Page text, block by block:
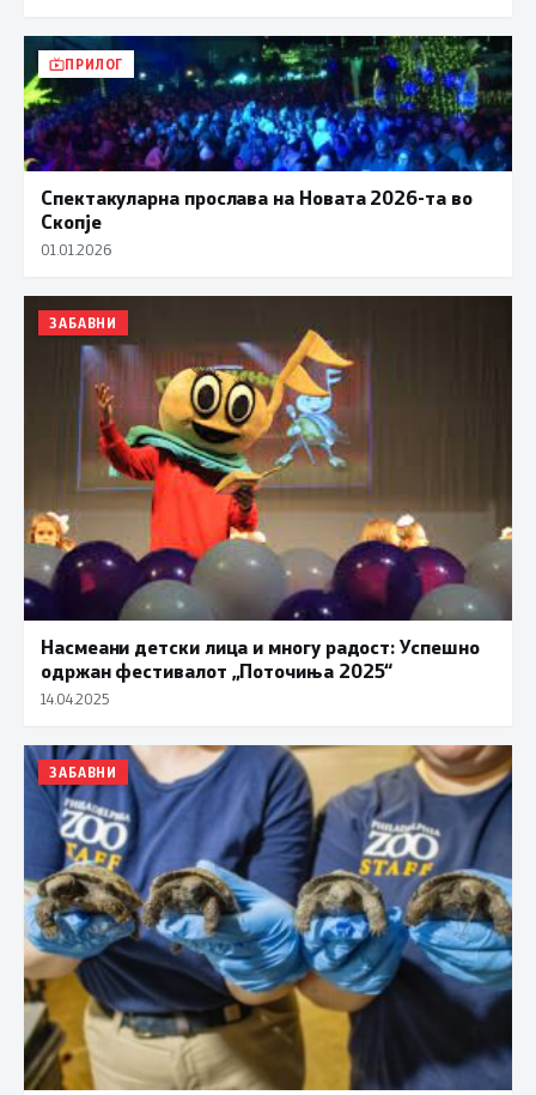
ПРИЛОГ
Спектакуларна прослава на Новата 2026-та во
Скопје
01.01.2026
ЗАБАВНИ
Насмеани детски лица и многу радост: Успешно
одржан фестивалот „Поточиња 2025“
14.04.2025
ЗАБАВНИ